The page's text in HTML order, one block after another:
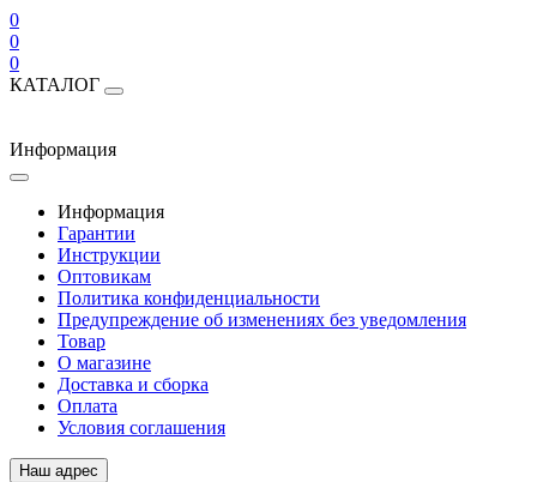
0
0
0
КАТАЛОГ
Информация
Информация
Гарантии
Инструкции
Оптовикам
Политика конфиденциальности
Предупреждение об изменениях без уведомления
Товар
О магазине
Доставка и сборка
Оплата
Условия соглашения
Наш адрес